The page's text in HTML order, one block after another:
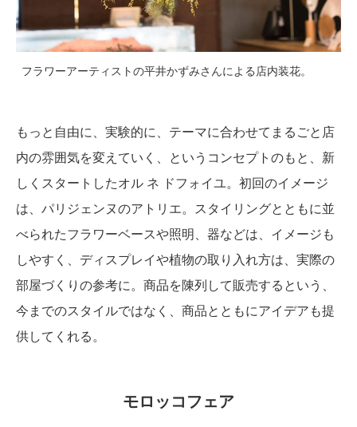
フラワーアーティストの平井かずみさんによる店内装花。
もっと自由に、実験的に、テーマに合わせてまるごと店
内の雰囲気を変えていく、というコンセプトのもと、新
しくスタートしたオル ネ ドフォイユ。初回のイメージ
は、パリジェンヌのアトリエ。スタイリングとともに並
べられたフラワーベースや照明、器などは、イメージも
しやすく、ディスプレイや植物の取り入れ方は、実際の
部屋づくりの参考に。商品を陳列して販売するという、
今までのスタイルではなく、商品とともにアイデアも提
供してくれる。
モロッコフェア